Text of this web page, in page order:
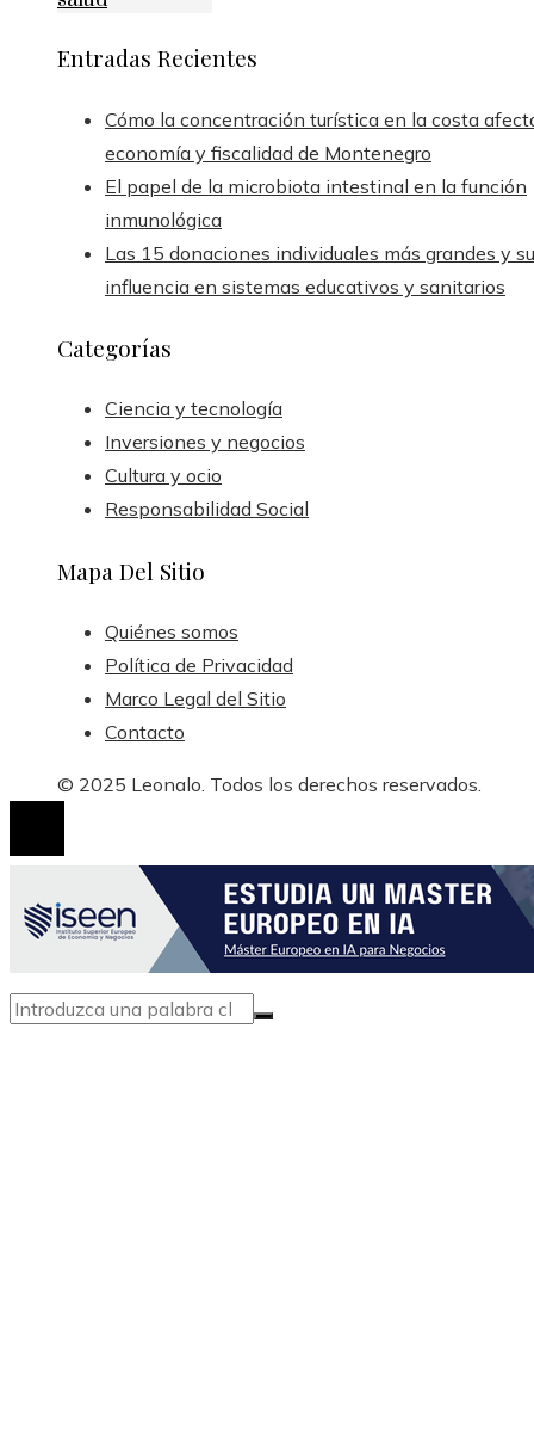
Entradas Recientes
Cómo la concentración turística en la costa
economía y fiscalidad de Montenegro
El papel de la microbiota intestinal en la función
inmunológica
Las 15 donaciones individuales más grandes y su
influencia en sistemas educativos y sanitarios
Categorías
Ciencia y tecnología
Inversiones y negocios
Cultura y ocio
Responsabilidad Social
Mapa Del Sitio
Quiénes somos
Política de Privacidad
Marco Legal del Sitio
Contacto
© 2025 Leonalo. Todos los derechos reservados.